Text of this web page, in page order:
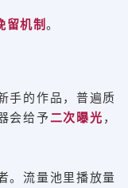
留机制 。
手的作品，普遍质
会给予二次曝光 ，
。流量池里播放量